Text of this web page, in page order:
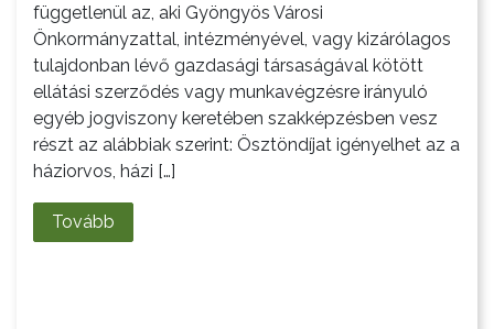
függetlenül az, aki Gyöngyös Városi
Önkormányzattal, intézményével, vagy kizárólagos
tulajdonban lévő gazdasági társaságával kötött
ellátási szerződés vagy munkavégzésre irányuló
egyéb jogviszony keretében szakképzésben vesz
részt az alábbiak szerint: Ösztöndíjat igényelhet az a
háziorvos, házi […]
Tovább